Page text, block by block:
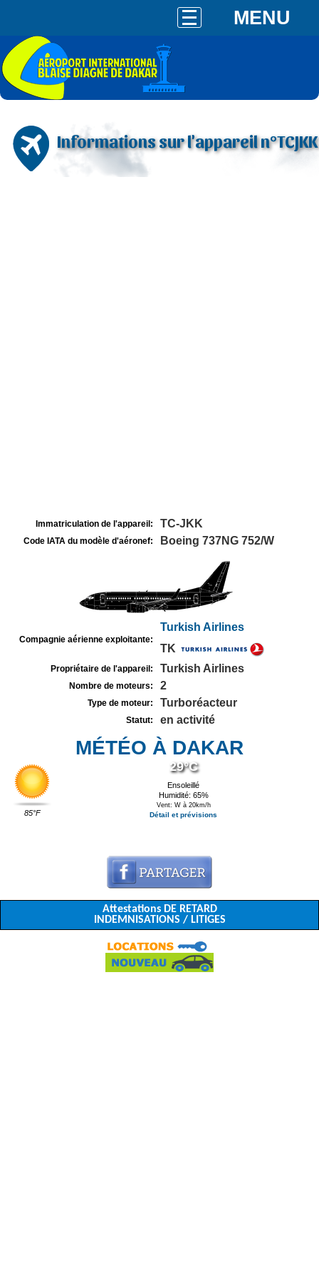
MENU
Informations sur l'appareil n°TCJKK
Immatriculation de l'appareil: TC-JKK
Code IATA du modèle d'aéronef: Boeing 737NG 752/W
Compagnie aérienne exploitante:
Turkish Airlines
TK
Propriétaire de l'appareil: Turkish Airlines
Nombre de moteurs: 2
Type de moteur: Turboréacteur
Statut: en activité
MÉTÉO À DAKAR
85°F
29°C
Ensoleillé
Humidité: 65%
Vent: W à 20km/h
Détail et prévisions
Attestations DE RETARD
INDEMNISATIONS / LITIGES